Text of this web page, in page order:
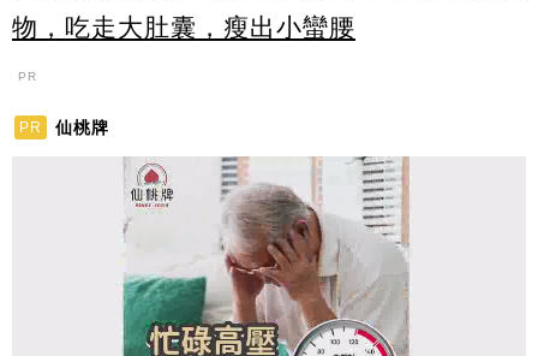
物，吃走大肚囊，瘦出小蠻腰
PR
PR 仙桃牌